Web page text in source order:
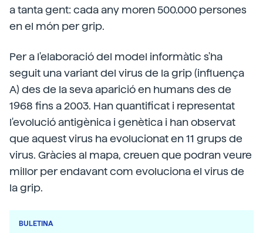
a tanta gent: cada any moren 500.000 persones
en el món per grip.
Per a l'elaboració del model informàtic s'ha
seguit una variant del virus de la grip (influença
A) des de la seva aparició en humans des de
1968 fins a 2003. Han quantificat i representat
l'evolució antigènica i genètica i han observat
que aquest virus ha evolucionat en 11 grups de
virus. Gràcies al mapa, creuen que podran veure
millor per endavant com evoluciona el virus de
la grip.
BULETINA